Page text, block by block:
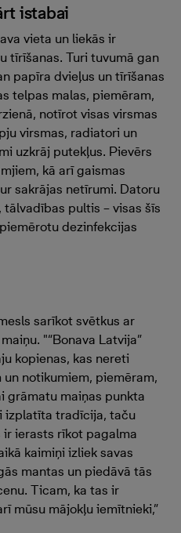
istabai
vieta un liekās ir
tīrīšanas. Turi tuvumā gan
papīra dvieļus un tīrīšanas
telpas malas, piemēram,
notīrot visas virsmas
virsmas, radiatori un
uzkrāj putekļus. Pievērs
kā arī gaismas
sakrājas netīrumi. Datoru
pultis – visas šīs
dezinfekcijas
sarīkot svētkus ar
"“Bonava Latvija”
kopienas, kas nereti
notikumiem, piemēram,
grāmatu maiņas punkta
izplatīta tradīcija, taču
ierasts rīkot pagalma
kaimiņi izliek savas
mantas un piedāvā tās
Ticam, ka tas ir
mūsu mājokļu iemītnieki,”